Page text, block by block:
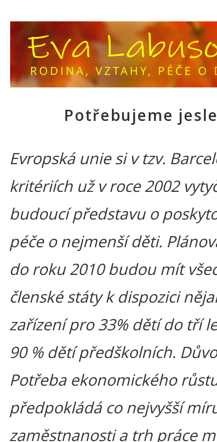
Potřebujeme
Evropská unie si v tzv.
kritériích už v roce 2002
budoucí představu o
péče o nejmenší děti.
do roku 2010 budou mít
členské státy k dispozici
zařízení pro 33% dětí do tří
90 % dětí předškolních.
Potřeba ekonomického
předpokládá co nejvyšší
zaměstnanosti a trh práce